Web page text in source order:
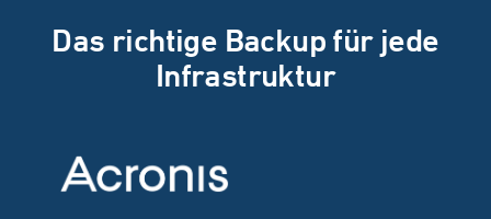
Das richtige Backup für jede
Infrastruktur